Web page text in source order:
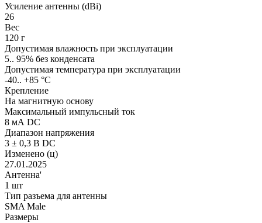
Усиление антенны (dBi)
26
Вес
120 г
Допустимая влажность при эксплуатации
5.. 95% без конденсата
Допустимая температура при эксплуатации
-40.. +85 °C
Крепление
На магнитную основу
Максимальный импульсный ток
8 мА DC
Диапазон напряжения
3 ± 0,3 В DC
Изменено (ц)
27.01.2025
Антенна'
1 шт
Тип разъема для антенны
SMA Male
Размеры